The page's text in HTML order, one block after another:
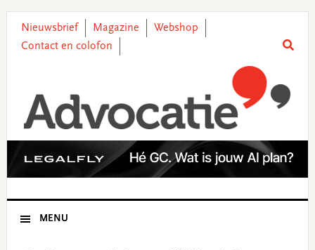
primary
main
primary
footer
Nieuwsbrief Magazine
Webshop
Contact en colofon
MENU